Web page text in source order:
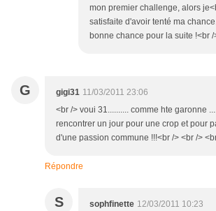
mon premier challenge, alors
satisfaite d'avoir tenté ma
bonne chance pour la suite !<br /
G gigi31 11/03/2011 23:06
<br /> voui 31.......... comme hte garonne
rencontrer un jour pour une crop et pour
d'une passion commune !!!<br /> <br />
Répondre
S sophfinette 12/03/2011 10:23